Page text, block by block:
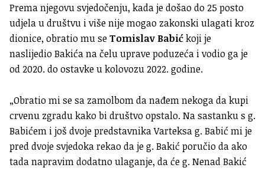
Prema njegovu svjedočenju, kada je došao do 25 posto
udjela u društvu i više nije mogao zakonski ulagati kroz
dionice, obratio mu seTomislav Babićkoji je
naslijedio Bakića na čelu uprave poduzeća i vodio ga je
od 2020. do ostavke u kolovozu 2022. godine.
„Obratio mi se sa zamolbom da nađem nekoga da kupi
crvenu zgradu kako bi društvo opstalo. Na sastanku s g.
Babićem i još dvoje predstavnika Varteksa g. Babić mi je
pred dvoje svjedoka rekao da je g. Bakić poručio da ako
tada napravim dodatno ulaganje, da će g. Nenad Bakić